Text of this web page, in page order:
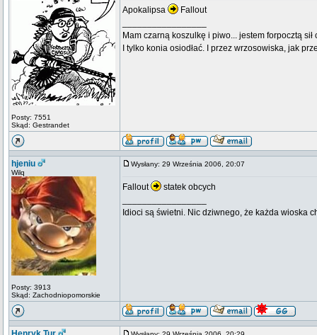
Posty: 7551
Skąd: Gestrandet
Apokalipsa
Fallout
Mam czarną koszulkę i piwo... jestem forpocztą sił
I tylko konia osiodłać. I przez wrzosowiska, jak
hjeniu
Wilq
Posty: 3913
Skąd: Zachodniopomorskie
Wysłany: 29 Września 2006, 20:07
Fallout
statek obcych
Idioci są świetni. Nic dziwnego, że każda wioska